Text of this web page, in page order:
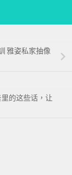
雅姿私家抽像
的这些话，让